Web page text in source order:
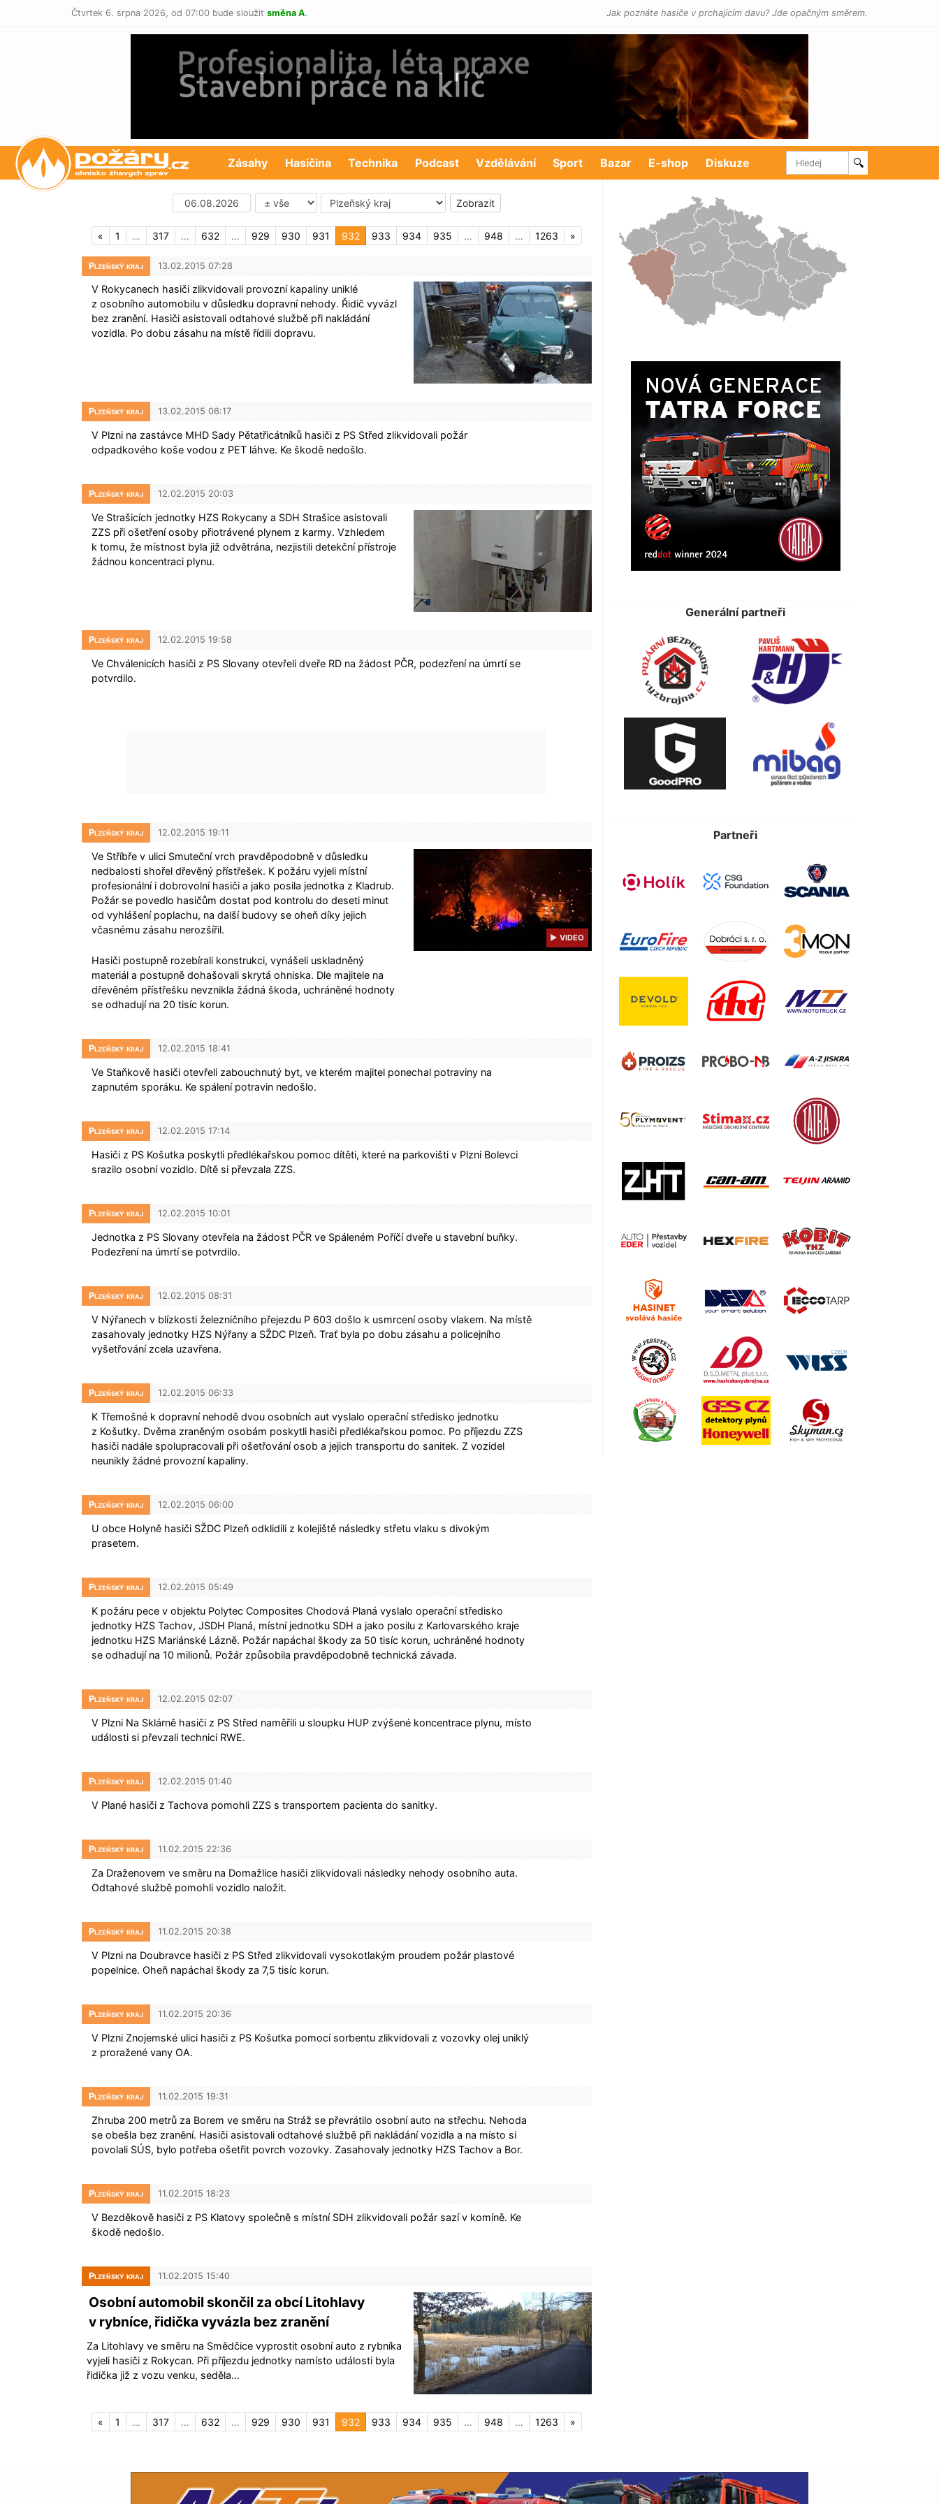
Čtvrtek 6. srpna 2026, od 07:00 bude sloužit směna A. Jak poznáte hasiče v prchajícím davu? Jde opačným směrem.
POŽÁRY.cz Zásahy Hasičina Technika Podcast Vzdělávání Sport Bazar E-shop Diskuze 🔍
« 1 … 317 … 632 … 929 930 931 932 933 934 935 … 948 … 1263 »
Plzeňský kraj 13.02.2015 07:28
V Rokycanech hasiči zlikvidovali provozní kapaliny uniklé
z osobního automobilu v důsledku dopravní nehody. Řidič vyvázl
bez zranění. Hasiči asistovali odtahové službě při nakládání
vozidla. Po dobu zásahu na místě řídili dopravu.
Plzeňský kraj 13.02.2015 06:17
V Plzni na zastávce MHD Sady Pětatřicátníků hasiči z PS Střed zlikvidovali požár
odpadkového koše vodou z PET láhve. Ke škodě nedošlo.
Plzeňský kraj 12.02.2015 20:03
Ve Strašicích jednotky HZS Rokycany a SDH Strašice asistovali
ZZS při ošetření osoby přiotrávené plynem z karmy. Vzhledem
k tomu, že místnost byla již odvětrána, nezjistili detekční přístroje
žádnou koncentraci plynu.
Plzeňský kraj 12.02.2015 19:58
Ve Chválenicích hasiči z PS Slovany otevřeli dveře RD na žádost PČR, podezření na úmrtí se
potvrdilo.
▶ VIDEO
Plzeňský kraj 12.02.2015 19:11
Ve Stříbře v ulici Smuteční vrch pravděpodobně v důsledku
nedbalosti shořel dřevěný přístřešek. K požáru vyjeli místní
profesionální i dobrovolní hasiči a jako posila jednotka z Kladrub.
Požár se povedlo hasičům dostat pod kontrolu do deseti minut
od vyhlášení poplachu, na další budovy se oheň díky jejich
včasnému zásahu nerozšířil.
Hasiči postupně rozebírali konstrukci, vynášeli uskladněný
materiál a postupně dohašovali skrytá ohniska. Dle majitele na
dřevěném přístřešku nevznikla žádná škoda, uchráněné hodnoty
se odhadují na 20 tisíc korun.
Plzeňský kraj 12.02.2015 18:41
Ve Staňkově hasiči otevřeli zabouchnutý byt, ve kterém majitel ponechal potraviny na
zapnutém sporáku. Ke spálení potravin nedošlo.
Plzeňský kraj 12.02.2015 17:14
Hasiči z PS Košutka poskytli předlékařskou pomoc dítěti, které na parkovišti v Plzni Bolevci
srazilo osobní vozidlo. Dítě si převzala ZZS.
Plzeňský kraj 12.02.2015 10:01
Jednotka z PS Slovany otevřela na žádost PČR ve Spáleném Poříčí dveře u stavební buňky.
Podezření na úmrtí se potvrdilo.
Plzeňský kraj 12.02.2015 08:31
V Nýřanech v blízkosti železničního přejezdu P 603 došlo k usmrcení osoby vlakem. Na místě
zasahovaly jednotky HZS Nýřany a SŽDC Plzeň. Trať byla po dobu zásahu a policejního
vyšetřování zcela uzavřena.
Plzeňský kraj 12.02.2015 06:33
K Třemošné k dopravní nehodě dvou osobních aut vyslalo operační středisko jednotku
z Košutky. Dvěma zraněným osobám poskytli hasiči předlékařskou pomoc. Po příjezdu ZZS
hasiči nadále spolupracovali při ošetřování osob a jejich transportu do sanitek. Z vozidel
neunikly žádné provozní kapaliny.
Plzeňský kraj 12.02.2015 06:00
U obce Holyně hasiči SŽDC Plzeň odklidili z kolejiště následky střetu vlaku s divokým
prasetem.
Plzeňský kraj 12.02.2015 05:49
K požáru pece v objektu Polytec Composites Chodová Planá vyslalo operační středisko
jednotky HZS Tachov, JSDH Planá, místní jednotku SDH a jako posilu z Karlovarského kraje
jednotku HZS Mariánské Lázně. Požár napáchal škody za 50 tisíc korun, uchráněné hodnoty
se odhadují na 10 milionů. Požár způsobila pravděpodobně technická závada.
Plzeňský kraj 12.02.2015 02:07
V Plzni Na Sklárně hasiči z PS Střed naměřili u sloupku HUP zvýšené koncentrace plynu, místo
události si převzali technici RWE.
Plzeňský kraj 12.02.2015 01:40
V Plané hasiči z Tachova pomohli ZZS s transportem pacienta do sanitky.
Plzeňský kraj 11.02.2015 22:36
Za Draženovem ve směru na Domažlice hasiči zlikvidovali následky nehody osobního auta.
Odtahové službě pomohli vozidlo naložit.
Plzeňský kraj 11.02.2015 20:38
V Plzni na Doubravce hasiči z PS Střed zlikvidovali vysokotlakým proudem požár plastové
popelnice. Oheň napáchal škody za 7,5 tisíc korun.
Plzeňský kraj 11.02.2015 20:36
V Plzni Znojemské ulici hasiči z PS Košutka pomocí sorbentu zlikvidovali z vozovky olej uniklý
z proražené vany OA.
Plzeňský kraj 11.02.2015 19:31
Zhruba 200 metrů za Borem ve směru na Stráž se převrátilo osobní auto na střechu. Nehoda
se obešla bez zranění. Hasiči asistovali odtahové službě při nakládání vozidla a na místo si
povolali SÚS, bylo potřeba ošetřit povrch vozovky. Zasahovaly jednotky HZS Tachov a Bor.
Plzeňský kraj 11.02.2015 18:23
V Bezděkově hasiči z PS Klatovy společně s místní SDH zlikvidovali požár sazí v komíně. Ke
škodě nedošlo.
Plzeňský kraj 11.02.2015 15:40
Osobní automobil skončil za obcí Litohlavy
v rybníce, řidička vyvázla bez zranění
Za Litohlavy ve směru na Smědčice vyprostit osobní auto z rybníka
vyjeli hasiči z Rokycan. Při příjezdu jednotky namísto události byla
řidička již z vozu venku, seděla…
« 1 … 317 … 632 … 929 930 931 932 933 934 935 … 948 … 1263 »
Generální partneři
Partneři